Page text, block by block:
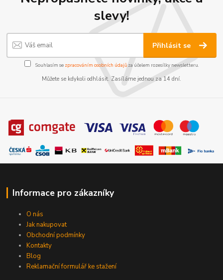
slevy!
Přihlásit se
Souhlasím se zpracováním osobních údajůza účelem rozesílky newsletteru.
Můžete se kdykoli odhlásit. Zasíláme jednou za 14 dní.
Informace pro zákazníky
O nás
Jak nakupovat
Obchodní podmínky
Kontakty
Blog
Reklamační formulář ke stažení